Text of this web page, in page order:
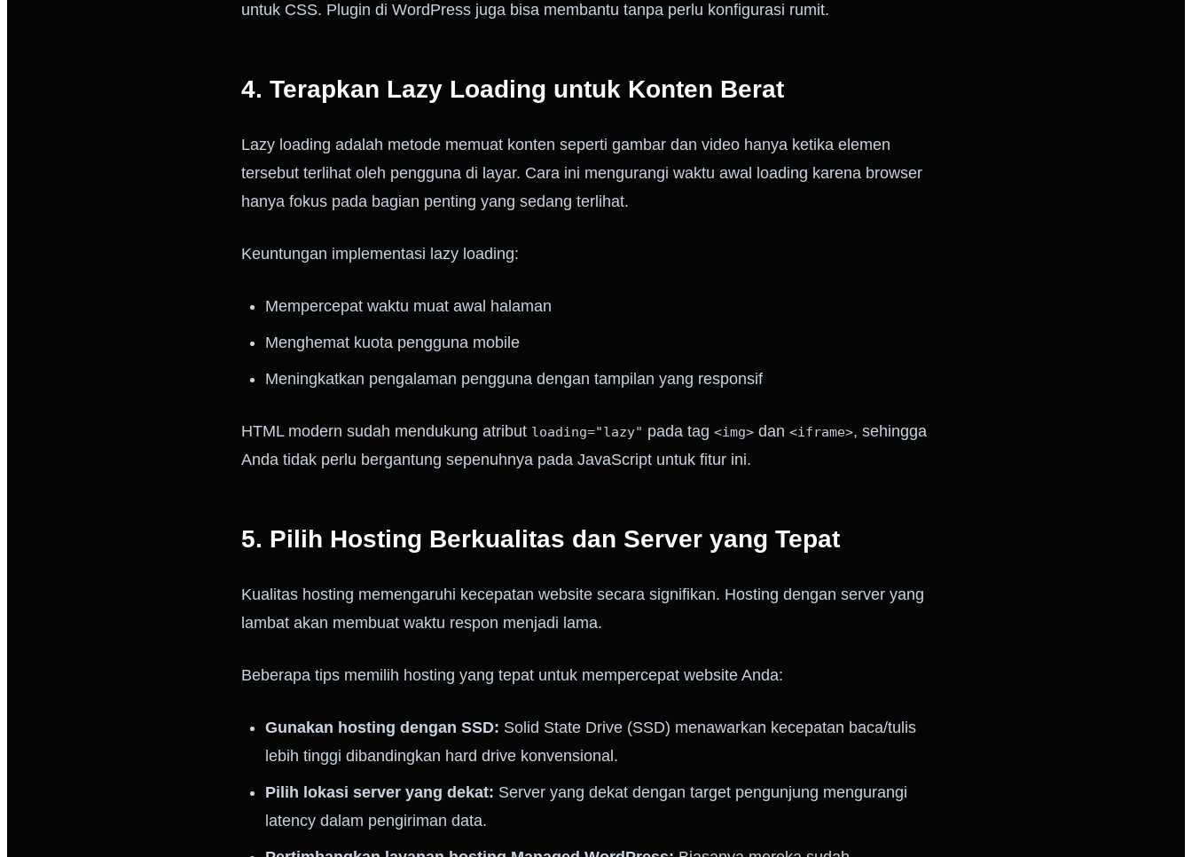
untuk CSS. Plugin di WordPress juga bisa membantu tanpa perlu konfigurasi rumit.
4. Terapkan Lazy Loading untuk Konten Berat
Lazy loading adalah metode memuat konten seperti gambar dan video hanya ketika elemen
tersebut terlihat oleh pengguna di layar. Cara ini mengurangi waktu awal loading karena browser
hanya fokus pada bagian penting yang sedang terlihat.
Keuntungan implementasi lazy loading:
Mempercepat waktu muat awal halaman
Menghemat kuota pengguna mobile
Meningkatkan pengalaman pengguna dengan tampilan yang responsif
HTML modern sudah mendukung atribut loading="lazy" pada tag <img> dan <iframe>, sehingga
Anda tidak perlu bergantung sepenuhnya pada JavaScript untuk fitur ini.
5. Pilih Hosting Berkualitas dan Server yang Tepat
Kualitas hosting memengaruhi kecepatan website secara signifikan. Hosting dengan server yang
lambat akan membuat waktu respon menjadi lama.
Beberapa tips memilih hosting yang tepat untuk mempercepat website Anda:
Gunakan hosting dengan SSD: Solid State Drive (SSD) menawarkan kecepatan baca/tulis
lebih tinggi dibandingkan hard drive konvensional.
Pilih lokasi server yang dekat: Server yang dekat dengan target pengunjung mengurangi
latency dalam pengiriman data.